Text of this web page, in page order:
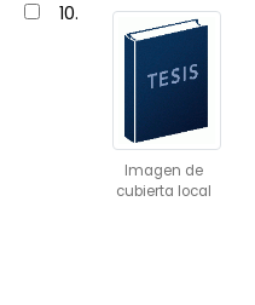
10.
Imagen de
cubierta local